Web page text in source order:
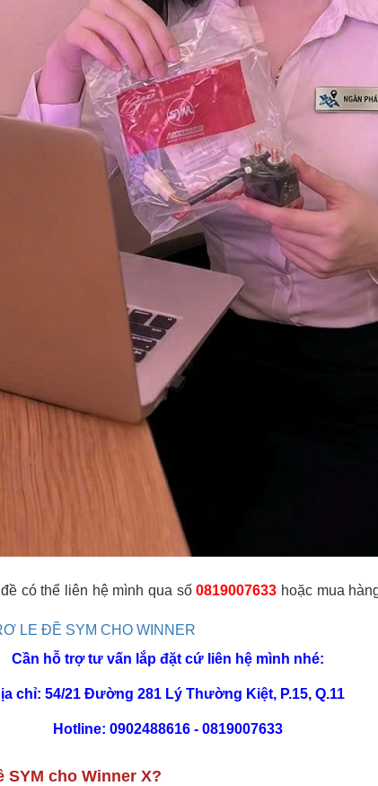
có thể liên hệ mình qua số0819007633 hoặc mua
LE ĐỀ SYM CHO WINNER
Cần hỗ trợ tư vấn lắp đặt cứ liên hệ mình nhé:
chỉ: 54/21 Đường 281 Lý Thường Kiệt, P.15, Q.11
Hotline: 0902488616 - 0819007633
SYM cho Winner X?